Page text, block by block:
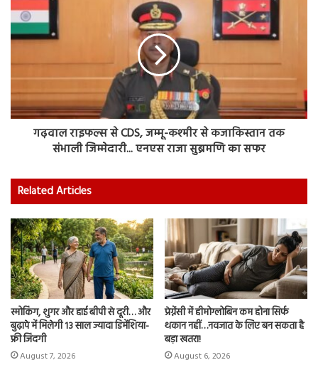
गढ़वाल राइफल्स से CDS, जम्मू-कश्मीर से कजाकिस्तान तक
संभाली जिम्मेदारी... एनएस राजा सुब्रमणि का सफर
Related Articles
स्मोकिंग, शुगर और हाई बीपी से दूरी… और
बुढ़ापे में मिलेगी 13 साल ज्यादा डिमेंशिया-
फ्री जिंदगी
August 7, 2026
प्रेग्नेंसी में हीमोग्लोबिन कम होना सिर्फ
थकान नहीं…नवजात के लिए बन सकता है
बड़ा खतरा!
August 6, 2026